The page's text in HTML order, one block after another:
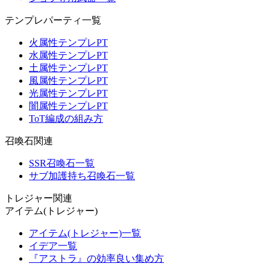
テンプレパーティ一覧
火属性テンプレPT
水属性テンプレPT
土属性テンプレPT
風属性テンプレPT
光属性テンプレPT
闇属性テンプレPT
ToT編成の組み方
召喚石関連
SSR召喚石一覧
サブ加護持ち召喚石一覧
トレジャー関連
アイテム(トレジャー)
アイテム(トレジャー)一覧
イデア一覧
『アストラ』の効率良い集め方